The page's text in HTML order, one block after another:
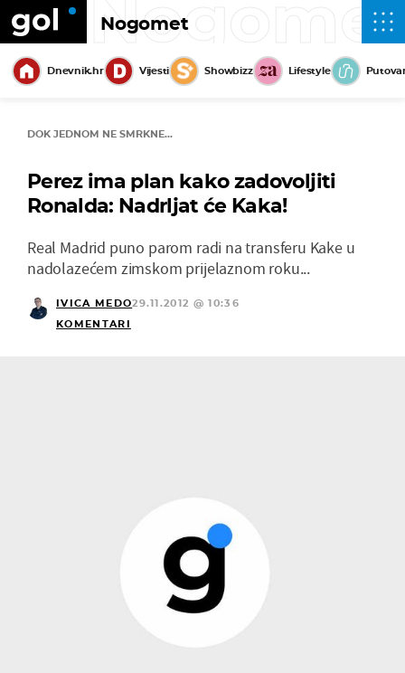
Nogomet
Dnevnik.hr Vijesti Showbizz Lifestyle
DOK JEDNOM NE SMRKNE...
Perez ima plan kako zadovoljiti
Ronalda: Nadrljat će Kaka!
Real Madrid puno parom radi na transferu Kake u
nadolazećem zimskom prijelaznom roku...
IVICA MEDO29.11.2012 @ 10:36
KOMENTARI